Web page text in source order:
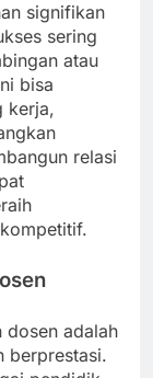
signifikan
sering
atau
bisa
kerja,
relasi
dosen adalah
berprestasi.